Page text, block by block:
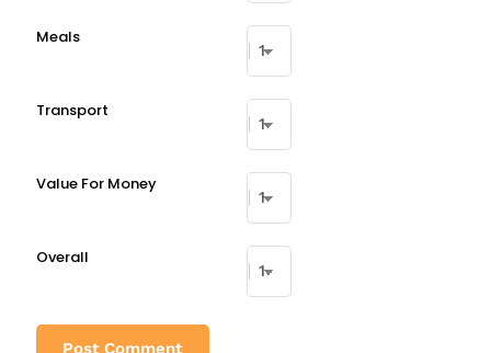
Meals
Transport
Value For Money
Overall